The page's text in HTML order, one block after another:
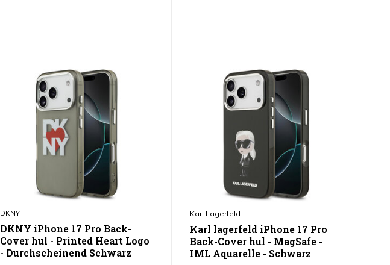
DKNY
DKNY iPhone 17 Pro Back-
Cover hul - Printed Heart Logo
- Durchscheinend Schwarz
Karl Lagerfeld
Karl lagerfeld iPhone 17 Pro
Back-Cover hul - MagSafe -
IML Aquarelle - Schwarz